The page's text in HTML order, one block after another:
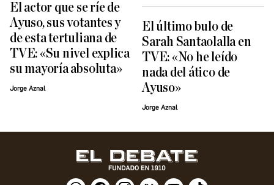
El actor que se ríe de
Ayuso, sus votantes y
de esta tertuliana de
TVE: «Su nivel explica
su mayoría absoluta»
Jorge Aznal
El último bulo de
Sarah Santaolalla en
TVE: «No he leído
nada del ático de
Ayuso»
Jorge Aznal